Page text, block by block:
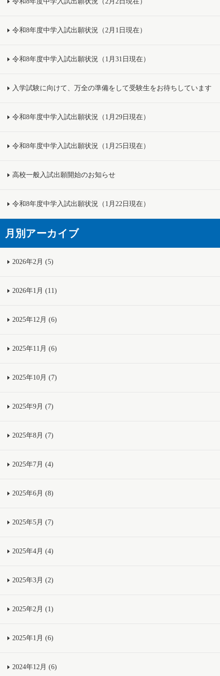
令和8年度中学入試出願状況（2月1日現在）
令和8年度中学入試出願状況（1月31日現在）
入学試験に向けて、万全の準備をして受験生をお待ちしています
令和8年度中学入試出願状況（1月29日現在）
令和8年度中学入試出願状況（1月25日現在）
高校一般入試出願開始のお知らせ
令和8年度中学入試出願状況（1月22日現在）
月別アーカイブ
2026年2月 (5)
2026年1月 (11)
2025年12月 (6)
2025年11月 (6)
2025年10月 (7)
2025年9月 (7)
2025年8月 (7)
2025年7月 (4)
2025年6月 (8)
2025年5月 (7)
2025年4月 (4)
2025年3月 (2)
2025年2月 (1)
2025年1月 (6)
2024年12月 (6)